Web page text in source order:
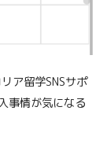
リア留学SNSサポ
事情が気になる